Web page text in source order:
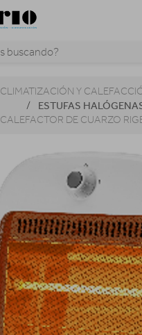
CLIMATIZACIÓN Y
ESTUFAS
CALEFACTOR DE CUARZO